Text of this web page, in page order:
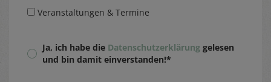
Veranstaltungen & Termine
Ja, ich habe die Datenschutzerklärung gelesen
und bin damit einverstanden!*